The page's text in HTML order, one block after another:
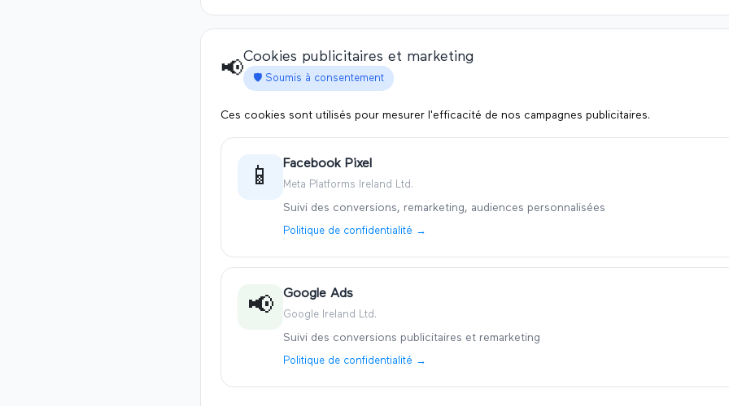
📢
Cookies publicitaires et marketing
🛡️ Soumis à consentement
Ces cookies sont utilisés pour mesurer l'efficacité de nos campagnes publicitaires.
📱 Facebook Pixel
Meta Platforms Ireland Ltd.
Suivi des conversions, remarketing, audiences personnalisées
Politique de confidentialité →
📢 Google Ads
Google Ireland Ltd.
Suivi des conversions publicitaires et remarketing
Politique de confidentialité →